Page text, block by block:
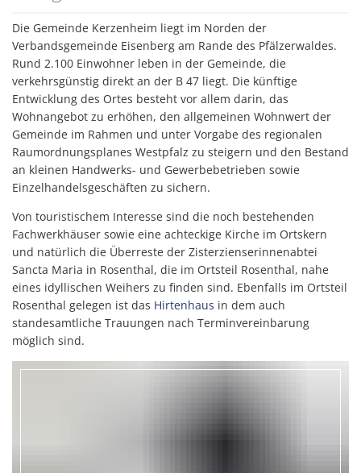
Kommunale
Leistungen von A bis Z
Fachbereiche
Interaktiver Haushalt
Netzwerk Digitale Dörfer
Radverkehrskonzept
Zukunftsinitiative
Unterkünfte
Veranstaltungskalender
Museen
Vereine
Wandertrilogie
Einkaufen
Versorgungsunternehmen
Kommunale Einrichtungen
Zweckverband Erdekaut
Kulturzweckverband
Zweckverband Neunmärker
Die Gemeinde Kerzenheim liegt im Norden der
Verbandsgemeinde Eisenberg am Rande des Pfälzerwaldes.
Rund 2.100 Einwohner leben in der Gemeinde, die
verkehrsgünstig direkt an der B 47 liegt. Die künftige
Entwicklung des Ortes besteht vor allem darin, das
Wohnangebot zu erhöhen, den allgemeinen Wohnwert der
Gemeinde im Rahmen und unter Vorgabe des regionalen
Raumordnungsplanes Westpfalz zu steigern und den Bestand
an kleinen Handwerks- und Gewerbebetrieben sowie
Einzelhandelsgeschäften zu sichern.
Von touristischem Interesse sind die noch bestehenden
Fachwerkhäuser sowie eine achteckige Kirche im Ortskern
und natürlich die Überreste der Zisterzienserinnenabtei
Sancta Maria in Rosenthal, die im Ortsteil Rosenthal, nahe
eines idyllischen Weihers zu finden sind. Ebenfalls im Ortsteil
Rosenthal gelegen ist das Hirtenhaus in dem auch
standesamtliche Trauungen nach Terminvereinbarung
möglich sind.